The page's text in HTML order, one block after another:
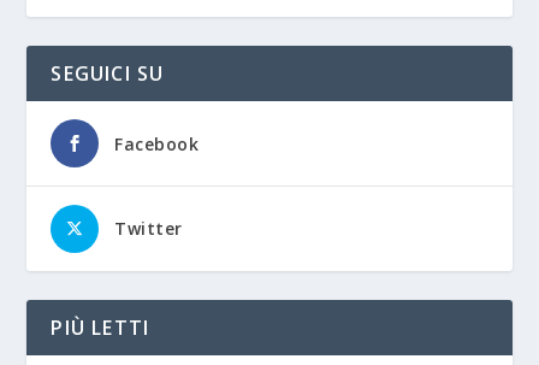
SEGUICI SU
Facebook
Twitter
PIÙ LETTI